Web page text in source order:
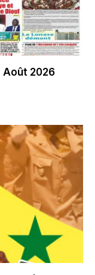
Août 2026